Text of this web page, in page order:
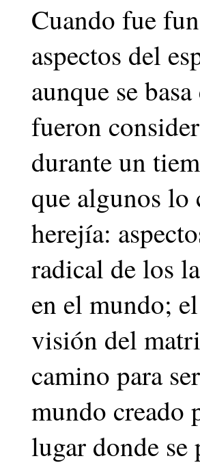
Cuando fue
aspectos del
aunque se
fueron
durante un
que algunos lo
herejía:
radical de los
en el mundo;
visión del
camino para
mundo creado
lugar donde se